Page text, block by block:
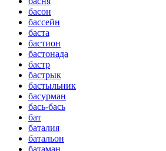
басон
бассейн
баста
бастион
бастонада
бастр
бастрык
бастыльник
басурман
бась-бась
бат
баталия
батальон
батаман